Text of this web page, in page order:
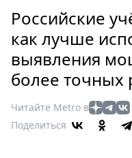
Россия
Мир
Здоровье
Еда
Мода
Театр
Российские
как лучше
выявления
более точных
Читайте Metro в
Поделиться